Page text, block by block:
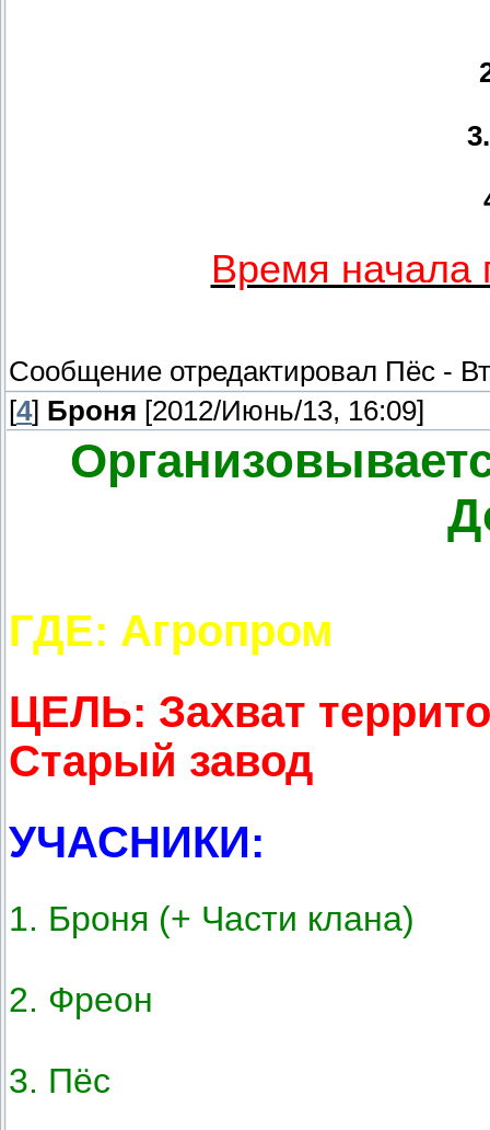
3.
Время начала
Сообщение отредактировал Пёс -
[4] Броня [2012/Июнь/13, 16:09]
ГДЕ: Агропром
ЦЕЛЬ: Захват
Старый завод
УЧАСНИКИ:
1. Броня (+ Части клана)
2. Фреон
3. Пёс